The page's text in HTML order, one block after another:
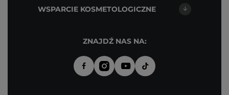
WSPARCIE KOSMETOLOGICZNE
ZNAJDŹ NAS NA: